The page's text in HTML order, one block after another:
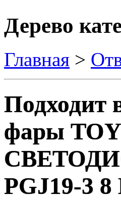
Дерево
Главная >
Подходит
фары
PGJ19-3